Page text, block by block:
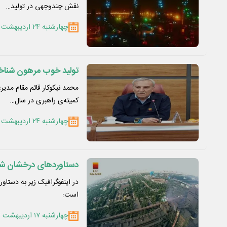
نقش چندوجهی در تولید…
چهارشنبه ۲۴ اردیبهشت ۱۴۰۴
تولید خوب مرهون
​محمد نیکوکار قائم مقام
کمیته‌ی راهبری در سال…
چهارشنبه ۲۴ اردیبهشت ۱۴۰۴
دستاوردهای درخشان
در اینفوگرافیک زیر به
است:
چهارشنبه ۱۷ اردیبهشت ۱۴۰۴